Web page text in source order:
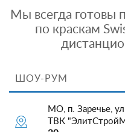
Мы всегда готовы
по краскам
ШОУ-РУМ
МО, п. Заречье,
ТВК